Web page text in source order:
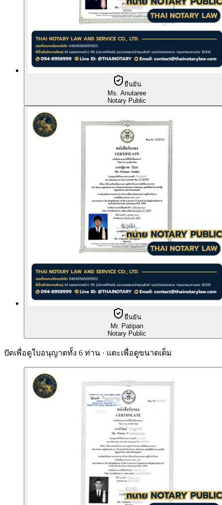
ยืนยัน
Ms. Anutaree
Notary Public
ยืนยัน
Mr. Patipan
Notary Public
ปัดเพื่อดูใบอนุญาตทั้ง 6 ท่าน · แตะเพื่อดูขนาดเต็ม